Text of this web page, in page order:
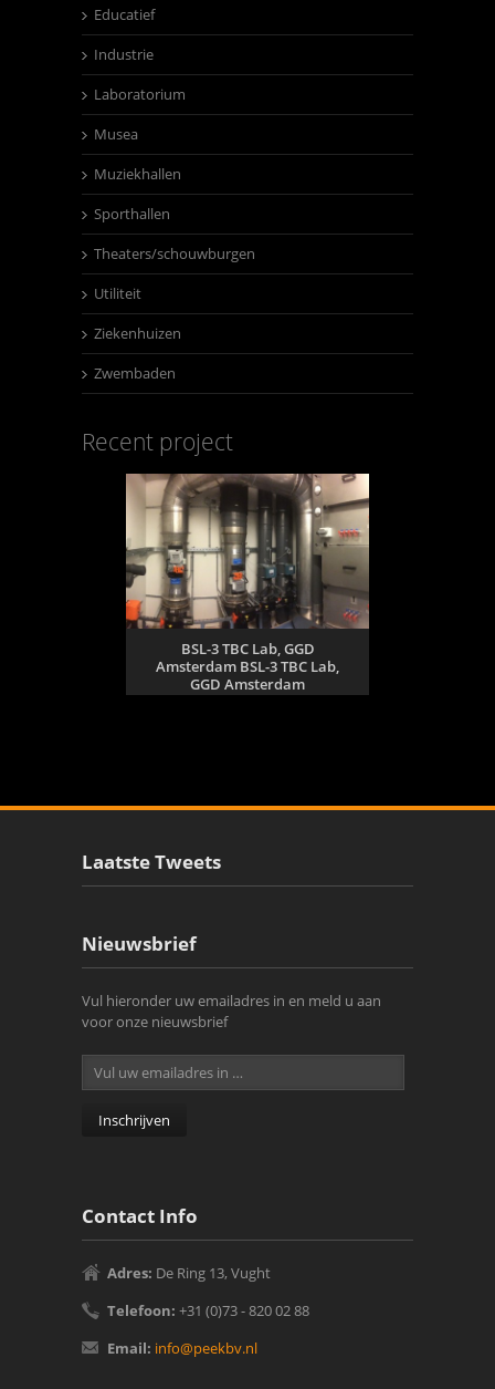
Educatief
Industrie
Laboratorium
Musea
Muziekhallen
Sporthallen
Theaters/schouwburgen
Utiliteit
Ziekenhuizen
Zwembaden
Recent project
BSL-3 TBC Lab, GGD
Amsterdam BSL-3 TBC Lab,
GGD Amsterdam
Laatste Tweets
Nieuwsbrief
Vul hieronder uw emailadres in en meld u aan
voor onze nieuwsbrief
Contact Info
Adres: De Ring 13, Vught‎
Telefoon: +31 (0)73 - 820 02 88
Email: info@peekbv.nl